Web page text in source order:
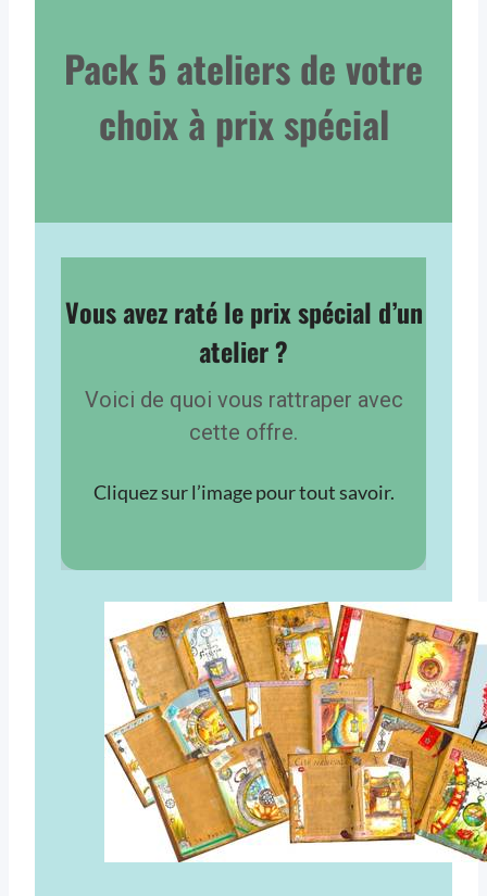
Pack 5 ateliers de votre
choix à prix spécial
Vous avez raté le prix spécial d’un
atelier ?
Voici de quoi vous rattraper avec
cette offre.
Cliquez sur l’image pour tout savoir.